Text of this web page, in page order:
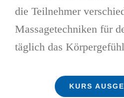
die Teil­­nehmer
Massagetechniken für
täglich das
KURS